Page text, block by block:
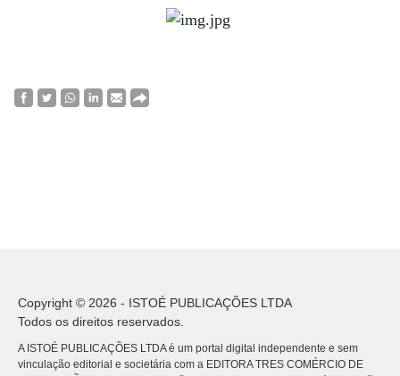
Copyright © 2026 - ISTOÉ PUBLICAÇÕES LTDA
Todos os direitos reservados.
A ISTOÉ PUBLICAÇÕES LTDA é um portal digital independente e sem
vinculação editorial e societária com a EDITORA TRES COMÉRCIO DE